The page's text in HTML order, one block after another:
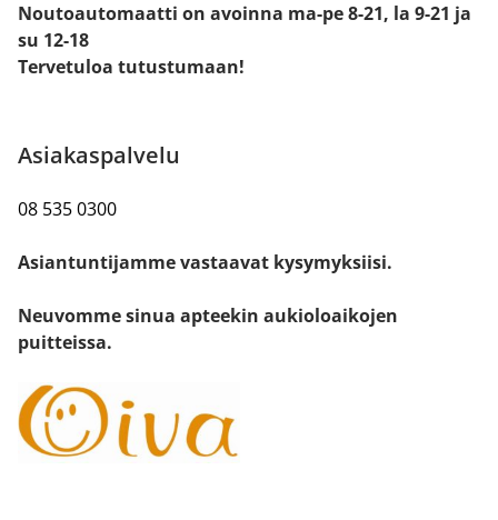
Noutoautomaatti on avoinna ma-pe 8-21, la 9-21 ja
su 12-18
Tervetuloa tutustumaan!
Asiakaspalvelu
08 535 0300
Asiantuntijamme vastaavat kysymyksiisi.
Neuvomme sinua apteekin aukioloaikojen
puitteissa.